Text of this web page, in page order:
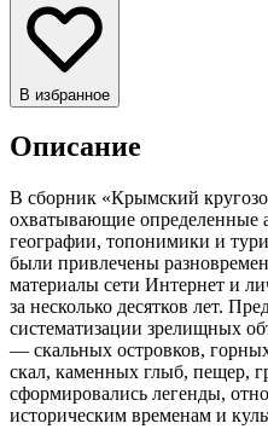
В избранное
Описание
В сборник «Крымский
охватывающие определенные
географии, топонимики и
были привлечены
материалы сети Интернет и
за несколько десятков лет.
систематизации зрелищных
— скальных островков,
скал, каменных глыб, пещер,
сформировались легенды,
историческим временам и